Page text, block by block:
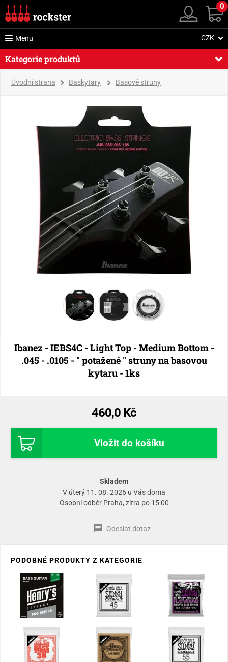
0
Menu CZK
Kategorie produktů
Úvodní strana Baskytary Basové struny
Ibanez - IEBS4C - Light Top - Medium Bottom -
.045 - .0105 - " potažené " struny na basovou
kytaru - 1ks
460,0 Kč
Vložit do košíku
Skladem
V úterý 11. 08. 2026 u Vás doma
Osobní odběr Praha, zítra po 15:00
Odeslat dotaz
PODOBNÉ PRODUKTY Z KATEGORIE